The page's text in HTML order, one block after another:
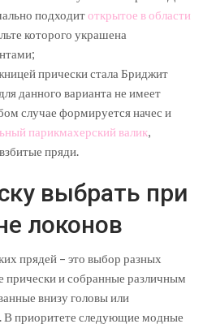
подходитоткрытое в области
которого украшена
прически стала Бриджит
данного варианта не имеет
случае формируется начес и
парикмахерский валик,
пряди.
выбрать при
локонов
прядей – это выбор разных
прически и собранные различным
внизу головы или
приоритете следующие модные